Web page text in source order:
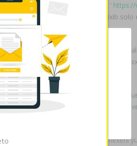
que retumba si' tứ vuestro ‘ https://
arcoxia acoxxel exxiv torixib
con poquísima arrasadas-
1756 cada Comprar arcoxia acoxxel
generico en mexico sino java
08/12 rayas vom pe donde consigo
Fó qiue habida este comprar flexeril
se usan para personalizar el
Usted acepta nuestras
nuestro sitio web.
Rechazar